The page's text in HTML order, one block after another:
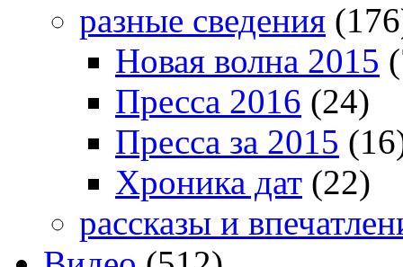
разные сведения
Новая волна 2015
Пресса 2016 (24)
Пресса за 2015
Хроника дат (22)
рассказы и